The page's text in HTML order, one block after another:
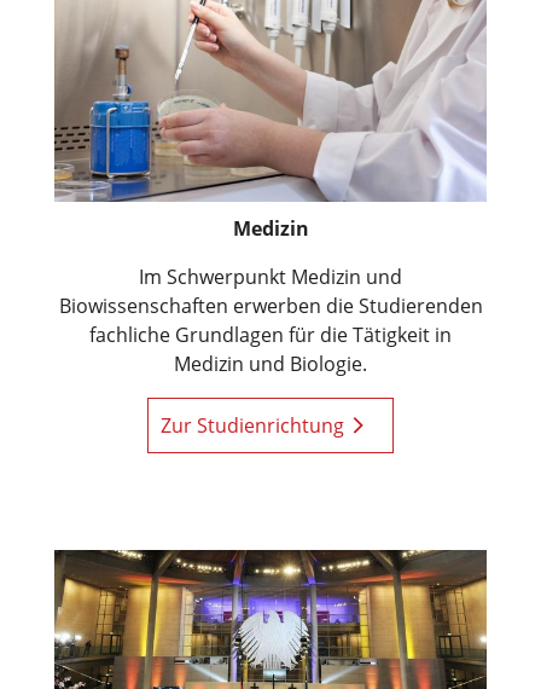
Medizin
Im Schwerpunkt Medizin und
Biowissenschaften erwerben die Studierenden
fachliche Grundlagen für die Tätigkeit in
Medizin und Biologie.
Zur Studienrichtung